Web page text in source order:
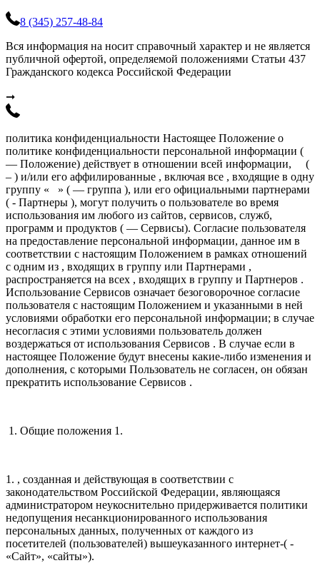
8 (345) 257-48-84
Вся информация на носит справочный характер и не является
публичной офертой, определяемой положениями Статьи 437
Гражданского кодекса Российской Федерации
➞
политика конфиденциальности Настоящее Положение о
политике конфиденциальности персональной информации (
— Положение) действует в отношении всей информации, (
– ) и/или его аффилированные , включая все , входящие в одну
группу « » ( — группа ), или его официальными партнерами
( - Партнеры ), могут получить о пользователе во время
использования им любого из сайтов, сервисов, служб,
программ и продуктов ( — Сервисы). Согласие пользователя
на предоставление персональной информации, данное им в
соответствии с настоящим Положением в рамках отношений
с одним из , входящих в группу или Партнерами ,
распространяется на всех , входящих в группу и Партнеров .
Использование Сервисов означает безоговорочное согласие
пользователя с настоящим Положением и указанными в ней
условиями обработки его персональной информации; в случае
несогласия с этими условиями пользователь должен
воздержаться от использования Сервисов . В случае если в
настоящее Положение будут внесены какие-либо изменения и
дополнения, с которыми Пользователь не согласен, он обязан
прекратить использование Сервисов .
1. Общие положения 1.
1. , созданная и действующая в соответствии с
законодательством Российской Федерации, являющаяся
администратором неукоснительно придерживается политики
недопущения несанкционированного использования
персональных данных, полученных от каждого из
посетителей (пользователей) вышеуказанного интернет-( -
«Сайт», «сайты»).